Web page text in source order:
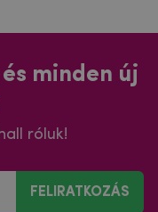
minden új
róluk!
FELIRATKOZÁS